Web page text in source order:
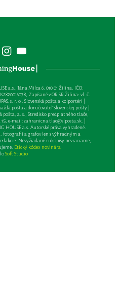
a.s., Jána Milca 6, 010 01 Žilina, IČO:
Zapísané v OR SR Žilina: vl. č.
s. r. o., Slovenská pošta a kolportéri |
pošta a doručovateľ Slovenskej pošty |
pošta, a. s., Stredisko predplatného tlače,
15, e-mail:zahranicna.tlac@slposta.sk. |
HOUSE a.s. Autorské práva vyhradené.
fotografií a grafov len s výhradným a
Nevyžiadané rukopisy nevraciame,
Etický kódex novinára
Soft Studio